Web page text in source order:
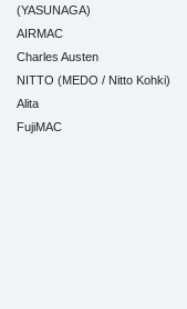
(YASUNAGA)
AIRMAC
Charles Austen
NITTO (MEDO / Nitto Kohki)
Alita
FujiMAC